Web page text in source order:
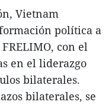
Vietnam
política a
con el
en el liderazgo
bilaterales.
bilaterales, se